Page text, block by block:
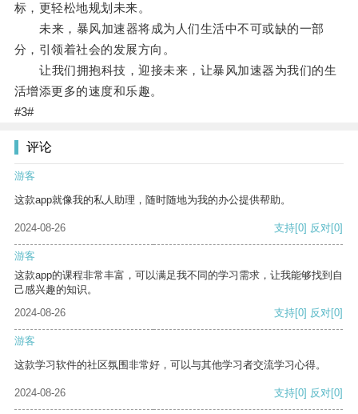
标，更轻松地规划未来。
未来，暴风加速器将成为人们生活中不可或缺的一部
分，引领着社会的发展方向。
让我们拥抱科技，迎接未来，让暴风加速器为我们的生
活增添更多的速度和乐趣。
#3#
评论
游客
这款app就像我的私人助理，随时随地为我的办公提供帮助。
2024-08-26 支持[0] 反对[0]
游客
这款app的课程非常丰富，可以满足我不同的学习需求，让我能够找到自
己感兴趣的知识。
2024-08-26
支持[0] 反对[0]
游客
这款学习软件的社区氛围非常好，可以与其他学习者交流学习心得。
2024-08-26 支持[0] 反对[0]